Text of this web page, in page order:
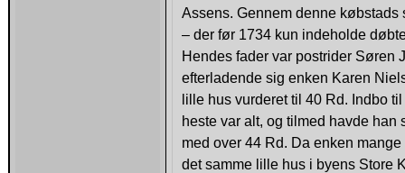
Assens. Gennem denne
– der før 1734 kun indeholde
Hendes fader var postrider Søren
efterladende sig enken Karen
lille hus vurderet til 40 Rd. Indbo
heste var alt, og tilmed havde
med over 44 Rd. Da enken
det samme lille hus i byens Store